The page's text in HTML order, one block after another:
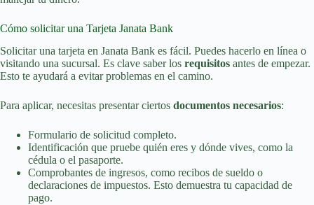
Cómo solicitar una Tarjeta Janata Bank
Solicitar una tarjeta en Janata Bank es fácil. Puedes hacerlo en línea o
visitando una sucursal. Es clave saber los requisitos antes de empezar.
Esto te ayudará a evitar problemas en el camino.
Para aplicar, necesitas presentar ciertos documentos necesarios:
Formulario de solicitud completo.
Identificación que pruebe quién eres y dónde vives, como la
cédula o el pasaporte.
Comprobantes de ingresos, como recibos de sueldo o
declaraciones de impuestos. Esto demuestra tu capacidad de
pago.